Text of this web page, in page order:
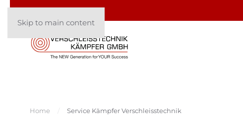
Skip to main content
Home Service Kämpfer Verschleisstechnik